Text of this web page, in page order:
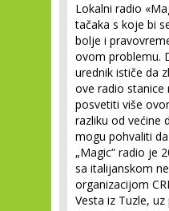
Lokalni radio
tačaka s koje bi
bolje i
ovom problemu.
urednik ističe da
ove radio stanice
posvetiti više
razliku od većine
mogu pohvaliti
„Magic“ radio je
sa italijanskom
organizacijom
Vesta iz Tuzle,